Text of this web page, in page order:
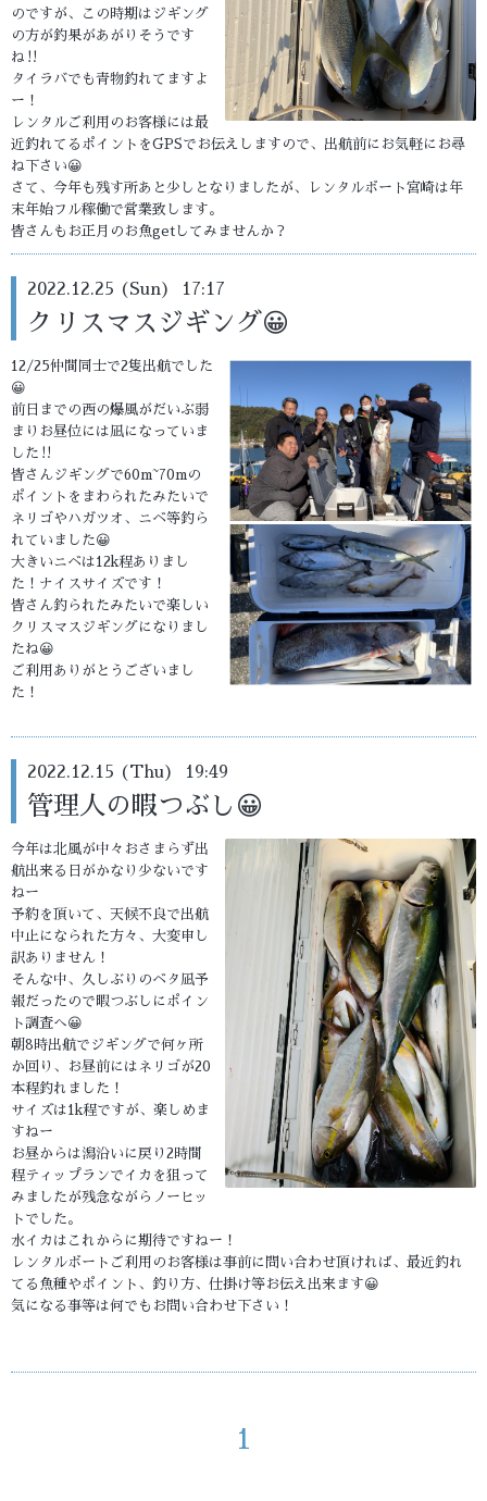
のですが、この時期はジギング
の方が釣果があがりそうです
ね‼️
タイラバでも青物釣れてますよ
ー！
レンタルご利用のお客様には最
近釣れてるポイントをGPSでお伝えしますので、出航前にお気軽にお尋
ね下さい😀
さて、今年も残す所あと少しとなりましたが、レンタルボート宮崎は年
末年始フル稼働で営業致します。
皆さんもお正月のお魚getしてみませんか？
2022.12.25 (Sun) 17:17
クリスマスジギング😀
12/25仲間同士で2隻出航でした
😀
前日までの西の爆風がだいぶ弱
まりお昼位には凪になっていま
した‼️
皆さんジギングで60m~70mの
ポイントをまわられたみたいで
ネリゴやハガツオ、ニベ等釣ら
れていました😀
大きいニベは12k程ありまし
た！ナイスサイズです！
皆さん釣られたみたいで楽しい
クリスマスジギングになりまし
たね😀
ご利用ありがとうございまし
た！
2022.12.15 (Thu) 19:49
管理人の暇つぶし😀
今年は北風が中々おさまらず出
航出来る日がかなり少ないです
ねー
予約を頂いて、天候不良で出航
中止になられた方々、大変申し
訳ありません！
そんな中、久しぶりのベタ凪予
報だったので暇つぶしにポイン
ト調査へ😀
朝8時出航でジギングで何ヶ所
か回り、お昼前にはネリゴが20
本程釣れました！
サイズは1k程ですが、楽しめま
すねー
お昼からは潟沿いに戻り2時間
程ティップランでイカを狙って
みましたが残念ながらノーヒッ
トでした。
水イカはこれからに期待ですねー！
レンタルボートご利用のお客様は事前に問い合わせ頂ければ、最近釣れ
てる魚種やポイント、釣り方、仕掛け等お伝え出来ます😀
気になる事等は何でもお問い合わせ下さい！
1